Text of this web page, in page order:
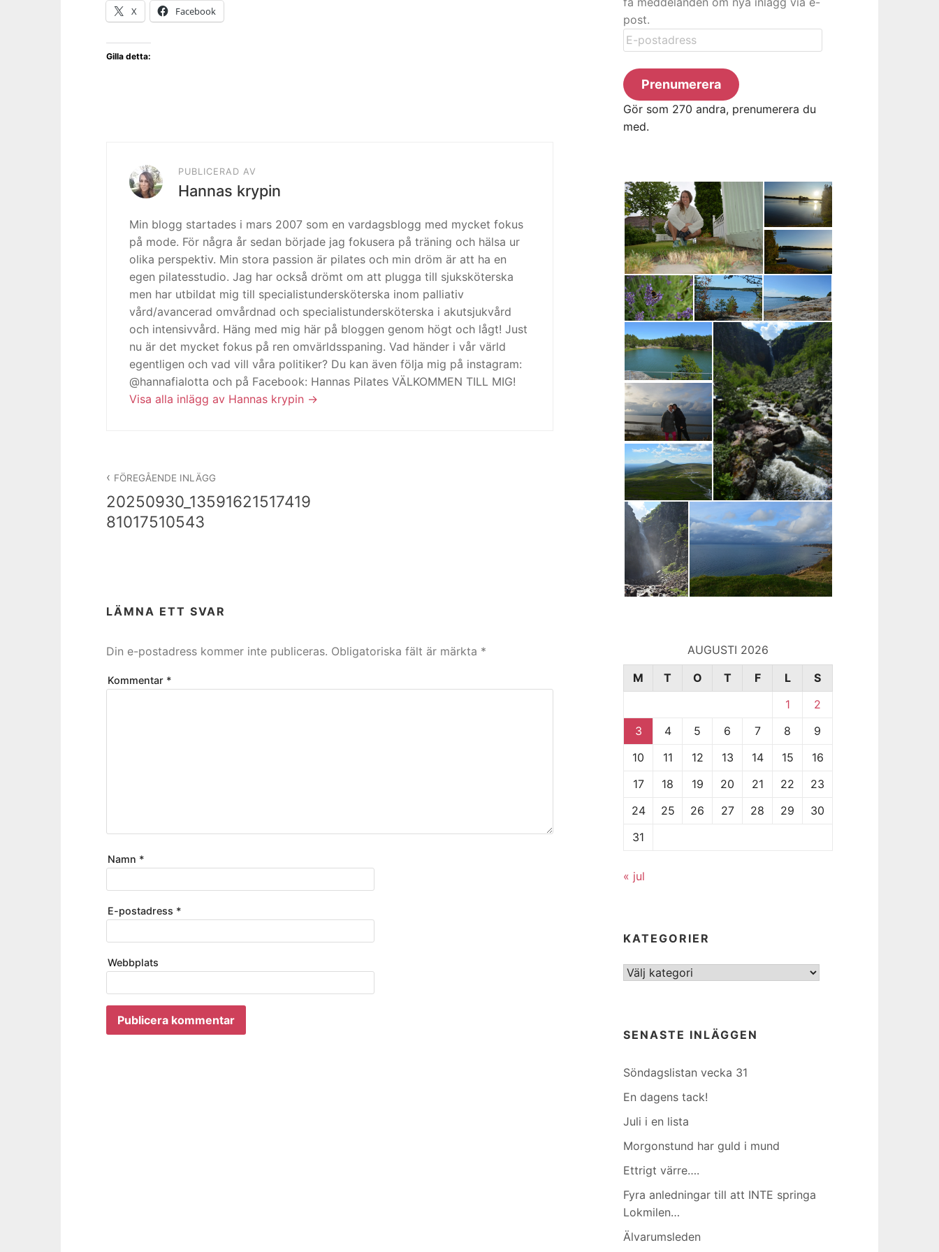
X Facebook
Gilla detta:
PUBLICERAD AV
Hannas krypin
Min blogg startades i mars 2007 som en vardagsblogg med mycket fokus
på mode. För några år sedan började jag fokusera på träning och hälsa ur
olika perspektiv. Min stora passion är pilates och min dröm är att ha en
egen pilatesstudio. Jag har också drömt om att plugga till sjuksköterska
men har utbildat mig till specialistundersköterska inom palliativ
vård/avancerad omvårdnad och specialistundersköterska i akutsjukvård
och intensivvård. Häng med mig här på bloggen genom högt och lågt! Just
nu är det mycket fokus på ren omvärldsspaning. Vad händer i vår värld
egentligen och vad vill våra politiker? Du kan även följa mig på instagram:
@hannafialotta och på Facebook: Hannas Pilates VÄLKOMMEN TILL MIG!
Visa alla inlägg av Hannas krypin
FÖREGÅENDE INLÄGG
20250930_13591621517419
81017510543
LÄMNA ETT SVAR
Din e-postadress kommer inte publiceras. Obligatoriska fält är märkta *
Kommentar *
Namn *
E-postadress *
Webbplats
post.
E-
postadress
Prenumerera
Gör som 270 andra, prenumerera du
med.
AUGUSTI 2026
M
T O T F L
S
1
2
3
4 5 6 7 8
9
10
11 12 13 14 15
16
17
18 19 20 21 22
23
24
25 26 27 28 29
30
31
« jul
KATEGORIER
Kategorier
SENASTE INLÄGGEN
Söndagslistan vecka 31
En dagens tack!
Juli i en lista
Morgonstund har guld i mund
Ettrigt värre….
Fyra anledningar till att INTE springa
Lokmilen…
Älvarumsleden